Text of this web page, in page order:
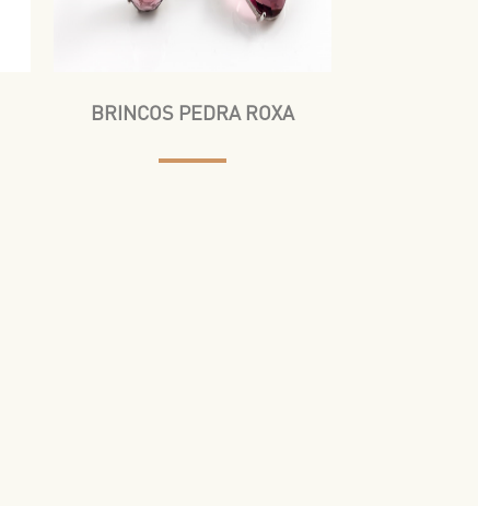
BRINCOS PEDRA ROXA